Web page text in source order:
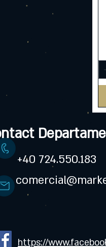
+40 724.550.183
https://